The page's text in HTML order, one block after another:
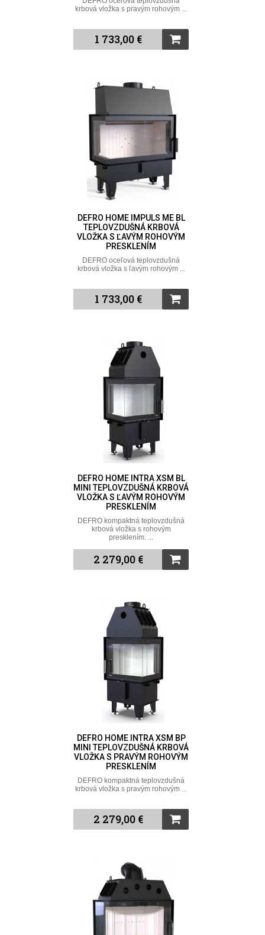
krbová vložka s pravým rohovým ...
1 733,00 €
DEFRO HOME IMPULS ME BL
TEPLOVZDUŠNÁ KRBOVÁ
VLOŽKA S ĽAVÝM ROHOVÝM
PRESKLENÍM
DEFRO oceľová teplovzdušná
krbová vložka s ľavým rohovým ...
1 733,00 €
DEFRO HOME INTRA XSM BL
MINI TEPLOVZDUŠNÁ KRBOVÁ
VLOŽKA S ĽAVÝM ROHOVÝM
PRESKLENÍM
DEFRO kompaktná teplovzdušná
krbová vložka s rohovým
presklením. ...
2 279,00 €
DEFRO HOME INTRA XSM BP
MINI TEPLOVZDUŠNÁ KRBOVÁ
VLOŽKA S PRAVÝM ROHOVÝM
PRESKLENÍM
DEFRO kompaktná teplovzdušná
krbová vložka s pravým rohovým ...
2 279,00 €